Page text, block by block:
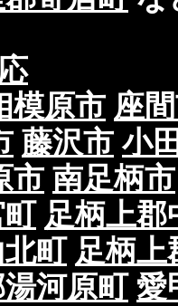
模原市 座
藤沢市 小
市 南足柄市
足柄上郡
町 足柄上
河原町 愛